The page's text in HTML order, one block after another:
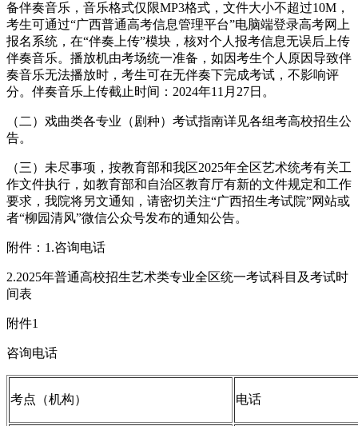
备伴奏音乐，音乐格式仅限MP3格式，文件大小不超过10M，
考生可通过“广西普通高考信息管理平台”电脑端登录高考网上
报名系统，在“伴奏上传”模块，核对个人报考信息无误后上传
伴奏音乐。播放机由考场统一准备，如因考生个人原因导致伴
奏音乐无法播放时，考生可在无伴奏下完成考试，不影响评
分。伴奏音乐上传截止时间：2024年11月27日。
（二）戏曲类各专业（剧种）考试指南详见各组考高校招生公
告。
（三）未尽事项，按教育部和我区2025年全区艺术统考有关工
作文件执行，如教育部和自治区教育厅有新的文件规定和工作
要求，我院将另文通知，请密切关注“广西招生考试院”网站或
者“柳园清风”微信公众号发布的通知公告。
附件：1.咨询电话
2.2025年普通高校招生艺术类专业全区统一考试科目及考试时
间表
附件1
咨询电话
考点（机构） 电话